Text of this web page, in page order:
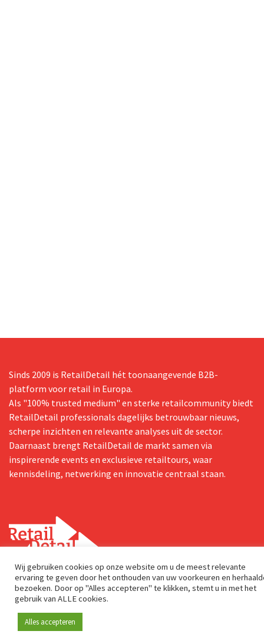
Sinds 2009 is RetailDetail hét toonaangevende B2B-
platform voor retail in Europa.
Als "100% trusted medium" en sterke retailcommunity biedt
RetailDetail professionals dagelijks betrouwbaar nieuws,
scherpe inzichten en relevante analyses uit de sector.
Daarnaast brengt RetailDetail de markt samen via
inspirerende events en exclusieve retailtours, waar
kennisdeling, netwerking en innovatie centraal staan.
Postadres
Genuastraat 1/41
2000 Antwerp
Wij gebruiken cookies op onze website om u de meest relevante
ervaring te geven door het onthouden van uw voorkeuren en
bezoeken. Door op "Alles accepteren" te klikken, stemt u in met het
gebruik van ALLE cookies.
Alles accepteren